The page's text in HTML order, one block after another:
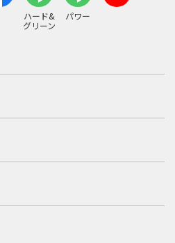
ハード&
グリーン
パワー